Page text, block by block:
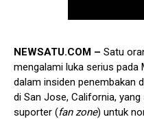
NEWSATU.COM – Satu
mengalami luka serius
dalam insiden penembakan
di San Jose, California,
suporter (fan zone) untuk